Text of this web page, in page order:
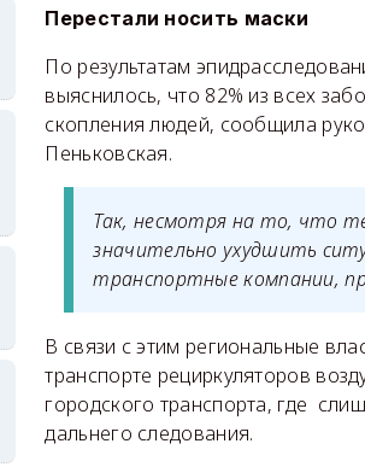
Перестали носить маски
По результатам
выяснилось, что 82% из всех
скопления людей, сообщила
Пеньковская.
Так, несмотря на то, что
значительно ухудшить
транспортные компании,
В связи с этим региональные
транспорте рециркуляторов
городского транспорта, где
дальнего следования.